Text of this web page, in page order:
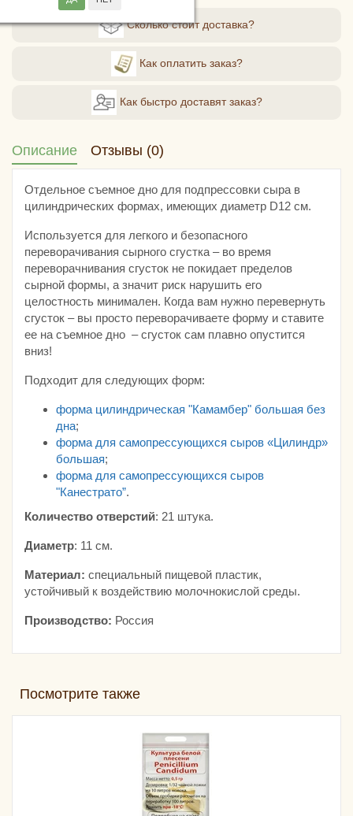
Сколько стоит доставка?
Как оплатить заказ?
Как быстро доставят заказ?
Описание Отзывы (0)
Отдельное съемное дно для подпрессовки сыра в
цилиндрических формах, имеющих диаметр D12 см.
Используется для легкого и безопасного
переворачивания сырного сгустка – во время
переворачнивания сгусток не покидает пределов
сырной формы, а значит риск нарушить его
целостность минимален. Когда вам нужно перевернуть
сгусток – вы просто переворачиваете форму и ставите
ее на съемное дно – сгусток сам плавно опустится
вниз!
Подходит для следующих форм:
форма цилиндрическая "Камамбер" большая без
дна;
форма для самопрессующихся сыров «Цилиндр»
большая;
форма для самопрессующихся сыров
"Канестрато”.
Количество отверстий: 21 штука.
Диаметр: 11 см.
Материал: специальный пищевой пластик,
устойчивый к воздействию молочнокислой среды.
Производство: Россия
Посмотрите также